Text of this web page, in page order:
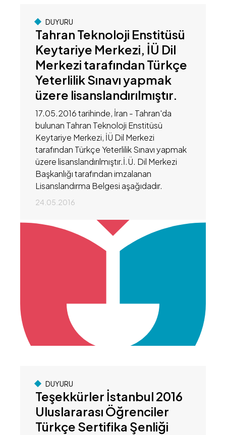
DUYURU
Tahran Teknoloji Enstitüsü
Keytariye Merkezi, İÜ Dil
Merkezi tarafından Türkçe
Yeterlilik Sınavı yapmak
üzere lisanslandırılmıştır.
17.05.2016 tarihinde, İran - Tahran'da
bulunan Tahran Teknoloji Enstitüsü
Keytariye Merkezi, İÜ Dil Merkezi
tarafından Türkçe Yeterlilik Sınavı yapmak
üzere lisanslandırılmıştır.İ.Ü. Dil Merkezi
Başkanlığı tarafından imzalanan
Lisanslandırma Belgesi aşağıdadır.
24.05.2016
DUYURU
Teşekkürler İstanbul 2016
Uluslararası Öğrenciler
Türkçe Sertifika Şenliği